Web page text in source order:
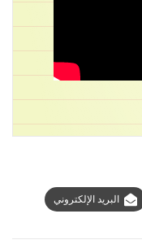
البريد الإلكتروني